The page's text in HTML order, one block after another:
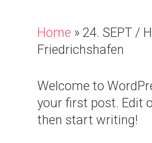
Home » 24. SEPT /
Friedrichshafen
Welcome to
your first post. Edit
then start writing!